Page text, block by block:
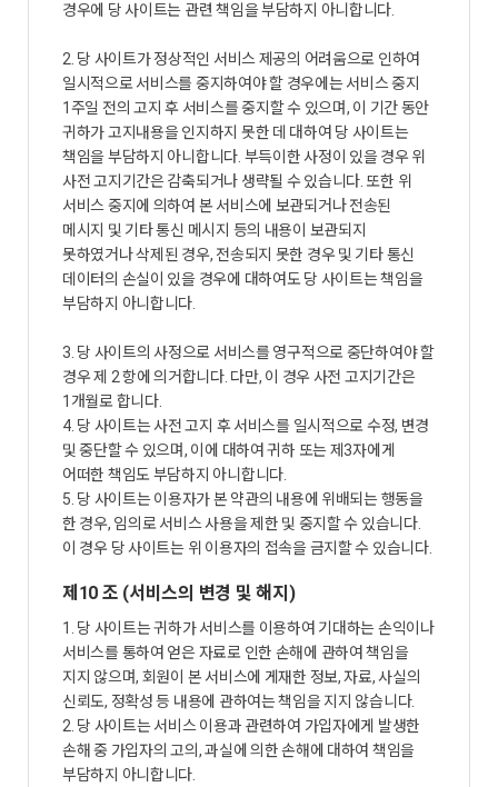
경우에 당 사이트는 관련 책임을 부담하지 아니합니다.
2. 당 사이트가 정상적인 서비스 제공의 어려움으로 인하여
일시적으로 서비스를 중지하여야 할 경우에는 서비스 중지
1주일 전의 고지 후 서비스를 중지할 수 있으며, 이 기간 동안
귀하가 고지내용을 인지하지 못한 데 대하여 당 사이트는
책임을 부담하지 아니합니다. 부득이한 사정이 있을 경우 위
사전 고지기간은 감축되거나 생략될 수 있습니다. 또한 위
서비스 중지에 의하여 본 서비스에 보관되거나 전송된
메시지 및 기타 통신 메시지 등의 내용이 보관되지
못하였거나 삭제된 경우, 전송되지 못한 경우 및 기타 통신
데이터의 손실이 있을 경우에 대하여도 당 사이트는 책임을
부담하지 아니합니다.
3. 당 사이트의 사정으로 서비스를 영구적으로 중단하여야 할
경우 제 2 항에 의거합니다. 다만, 이 경우 사전 고지기간은
1개월로 합니다.
4. 당 사이트는 사전 고지 후 서비스를 일시적으로 수정, 변경
및 중단할 수 있으며, 이에 대하여 귀하 또는 제3자에게
어떠한 책임도 부담하지 아니합니다.
5. 당 사이트는 이용자가 본 약관의 내용에 위배되는 행동을
한 경우, 임의로 서비스 사용을 제한 및 중지할 수 있습니다.
이 경우 당 사이트는 위 이용자의 접속을 금지할 수 있습니다.
제10 조 (서비스의 변경 및 해지)
1. 당 사이트는 귀하가 서비스를 이용하여 기대하는 손익이나
서비스를 통하여 얻은 자료로 인한 손해에 관하여 책임을
지지 않으며, 회원이 본 서비스에 게재한 정보, 자료, 사실의
신뢰도, 정확성 등 내용에 관하여는 책임을 지지 않습니다.
2. 당 사이트는 서비스 이용과 관련하여 가입자에게 발생한
손해 중 가입자의 고의, 과실에 의한 손해에 대하여 책임을
부담하지 아니합니다.